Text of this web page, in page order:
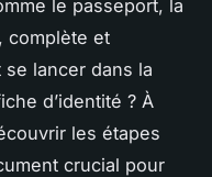
le passeport, la
complète et
lancer dans la
d’identité ? À
les étapes
crucial pour